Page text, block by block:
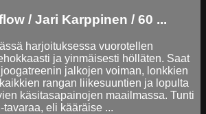
/ Jari Karppinen / 60 ...
harjoituksessa vuorotellen
ja yinmäisesti hölläten. Saat
jalkojen voiman, lonkkien
rangan liikesuuntien ja lopulta
käsitasapainojen maailmassa. Tunti
tavaraa, eli kääräise ...